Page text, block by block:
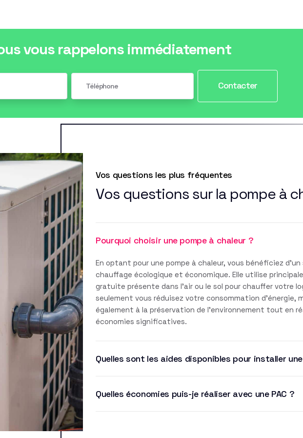
vous rappelons immédiatement
Contacter
Vos questions les plus fréquentes
Vos questions sur la pompe à
Pourquoi choisir une pompe à chaleur ?
En optant pour une pompe à chaleur, vous bénéficiez
chauffage écologique et économique. Elle utilise
gratuite présente dans l'air ou le sol pour chauffer votre
seulement vous réduisez votre consommation d'énergie,
également à la préservation de l'environnement tout en
économies significatives.
Quelles sont les aides disponibles pour installer une
Quelles économies puis-je réaliser avec une PAC ?